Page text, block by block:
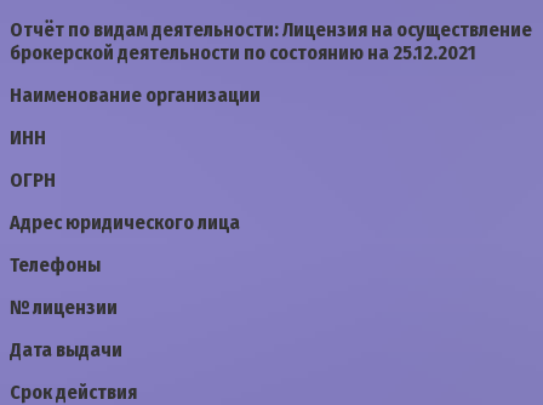
Отчёт по видам деятельности: Лицензия на осуществление
брокерской деятельности по состоянию на 25.12.2021
Наименование организации
ИНН
ОГРН
Адрес юридического лица
Телефоны
№ лицензии
Дата выдачи
Срок действия